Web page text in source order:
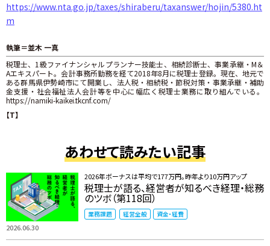
https://www.nta.go.jp/taxes/shiraberu/taxanswer/hojin/5380.ht
m
執筆＝並木 一真
税理士、1級ファイナンシャルプランナー技能士、相続診断士、事業承継・M＆
Aエキスパート。会計事務所勤務を経て2018年8月に税理士登録。現在、地元で
ある群馬県伊勢崎市にて開業し、法人税・相続税・節税対策・事業承継・補助
金支援・社会福祉法人会計等を中心に幅広く税理士業務に取り組んでいる。
https://namiki-kaikei.tkcnf.com/
【T】
あわせて読みたい記事
2026.06.30
2026年ボーナスは平均で177万円。昨年より10万円アップ
税理士が語る、経営者が知るべき経理・総務
のツボ（第118回）
業務課題 経営全般 資金・経費